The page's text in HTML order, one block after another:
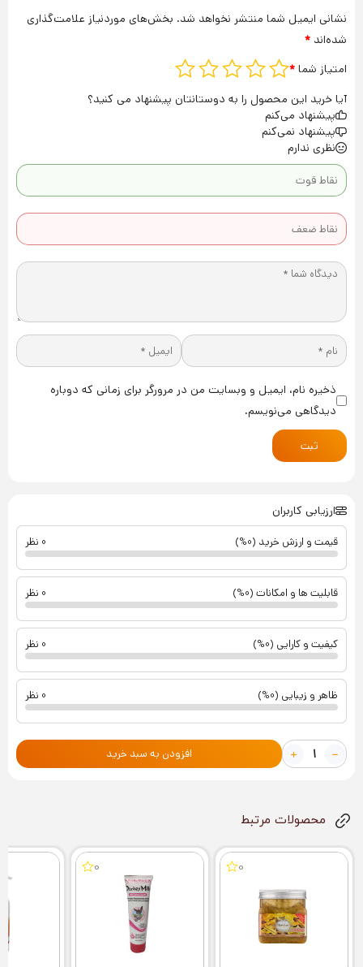
نشانی ایمیل شما منتشر نخواهد شد. بخش‌های موردنیاز علامت‌گذاری
شده‌اند *
امتیاز شما *
آیا خرید این محصول را به دوستانتان پیشنهاد می کنید؟
پیشنهاد می‌کنم
پیشنهاد نمی‌کنم
نظری ندارم
ذخیره نام، ایمیل و وبسایت من در مرورگر برای زمانی که دوباره
دیدگاهی می‌نویسم.
ثبت
ارزیابی کاربران
قیمت و ارزش خرید (0%) 0 نظر
قابلیت ها و امکانات (0%) 0 نظر
کیفیت و کارایی (0%) 0 نظر
ظاهر و زیبایی (0%) 0 نظر
افزودن به سبد خرید
محصولات مرتبط
0
0